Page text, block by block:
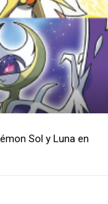
Sol y Luna en